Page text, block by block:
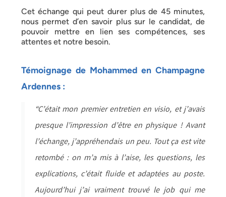
Cet échange qui peut durer plus de 45 minutes,
nous permet d’en savoir plus sur le candidat, de
pouvoir mettre en lien ses compétences, ses
attentes et notre besoin.
Témoignage de Mohammed en Champagne
Ardennes :
“C’était mon premier entretien en visio, et j’avais
presque l’impression d’être en physique ! Avant
l’échange, j’appréhendais un peu. Tout ça est vite
retombé : on m’a mis à l’aise, les questions, les
explications, c’était fluide et adaptées au poste.
Aujourd’hui j’ai vraiment trouvé le job qui me